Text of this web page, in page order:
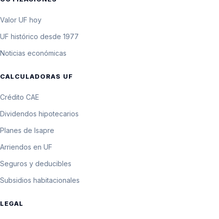
Valor UF hoy
UF histórico desde 1977
Noticias económicas
CALCULADORAS UF
Crédito CAE
Dividendos hipotecarios
Planes de Isapre
Arriendos en UF
Seguros y deducibles
Subsidios habitacionales
LEGAL